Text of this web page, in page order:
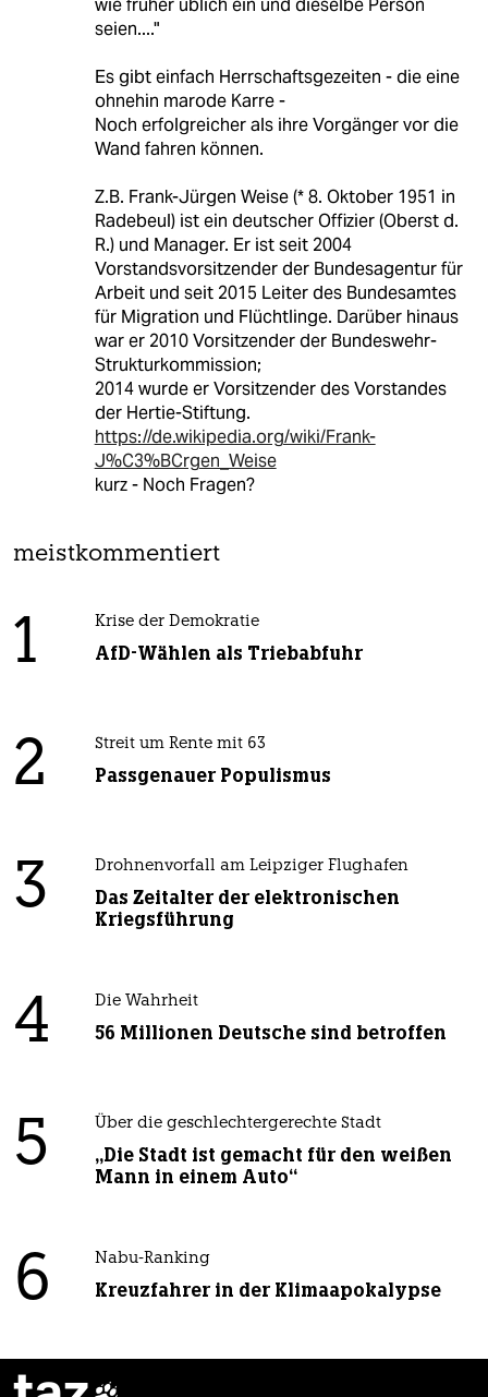
wie früher üblich ein und dieselbe Person
seien...."
Es gibt einfach Herrschaftsgezeiten - die eine
ohnehin marode Karre -
Noch erfolgreicher als ihre Vorgänger vor die
Wand fahren können.
Z.B. Frank-Jürgen Weise (* 8. Oktober 1951 in
Radebeul) ist ein deutscher Offizier (Oberst d.
R.) und Manager. Er ist seit 2004
Vorstandsvorsitzender der Bundesagentur für
Arbeit und seit 2015 Leiter des Bundesamtes
für Migration und Flüchtlinge. Darüber hinaus
war er 2010 Vorsitzender der Bundeswehr-
Strukturkommission;
2014 wurde er Vorsitzender des Vorstandes
der Hertie-Stiftung.
https://de.wikipedia.org/wiki/Frank-
J%C3%BCrgen_Weise
kurz - Noch Fragen?
meistkommentiert
1 Krise der Demokratie
AfD-Wählen als Triebabfuhr
2 Streit um Rente mit 63
Passgenauer Populismus
3 Drohnenvorfall am Leipziger Flughafen
Das Zeitalter der elektronischen
Kriegsführung
4 Die Wahrheit
56 Millionen Deutsche sind betroffen
5 Über die geschlechtergerechte Stadt
„Die Stadt ist gemacht für den weißen
Mann in einem Auto“
6 Nabu-Ranking
Kreuzfahrer in der Klimaapokalypse